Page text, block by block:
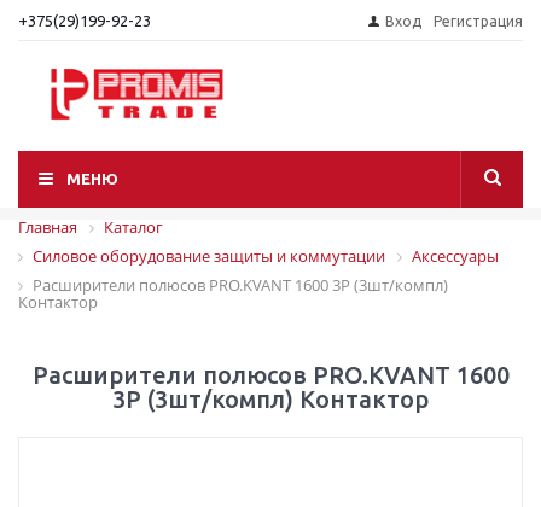
+375(29)199-92-23 Вход Регистрация
МЕНЮ
Главная
Каталог
Силовое оборудование защиты и коммутации
Аксессуары
Расширители полюсов PRO.KVANT 1600 3P (3шт/компл)
Контактор
Расширители полюсов PRO.KVANT 1600
3P (3шт/компл) Контактор